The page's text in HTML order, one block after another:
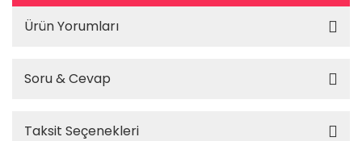
Ürün Yorumları
Soru & Cevap
Taksit Seçenekleri